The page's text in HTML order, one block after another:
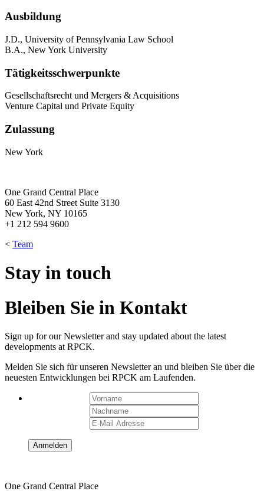
Ausbildung
J.D., University of Pennsylvania Law School
B.A., New York University
Tätigkeitsschwerpunkte
Gesellschaftsrecht und Mergers & Acquisitions
Venture Capital und Private Equity
Zulassung
New York
One Grand Central Place
60 East 42nd Street Suite 3130
New York, NY 10165
+1 212 594 9600
< Team
Stay in touch
Bleiben Sie in Kontakt
Sign up for our Newsletter and stay updated about the latest
developments at RPCK.
Melden Sie sich für unseren Newsletter an und bleiben Sie über die
neuesten Entwicklungen bei RPCK am Laufenden.
One Grand Central Place